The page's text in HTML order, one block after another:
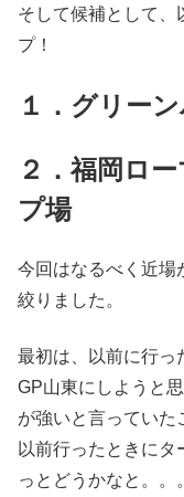
そして候補として、
プ！
１．グリー
２．福岡ロ
プ場
今回はなるべく近場
絞りました。
最初は、以前に行っ
GP山東にしようと
が強いと言っていた
以前行ったときにタ
っとどうかなと。。。